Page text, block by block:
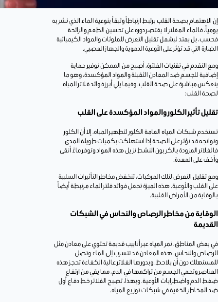
إن الاهتمام بصحة القلب يرتبط ارتباطاً وثيقاً بنوعية الماء الذي نشربه
يومياً، فالماء المفلتر لا يقتصر دوره على تحسين الطعم والرائحة
فحسب، بل يمتد ليشمل تقليل التعرض للملوثات والمواد الكيميائية
الضارة التي قد تؤثر على الأوعية الدموية والجهاز العصبي.
ومع التقدم في تقنيات الفلترة، أصبح من الممكن توفير حماية
إضافية للجسم ضد المعادن الثقيلة والمواد المؤكسدة، وهو ما
ينعكس مباشرة على صحة القلب. وفيما يلي أبرز فوائد فلاتر المياه
لصحة القلب:
تقليل تأثير الكلور والمواد المؤكسدة على القلب
تستخدم شبكات المياه العامة الكلور لتطهير المياه، إلا أن الكلور
ونواتجه قد تؤثر على الصحة إذا استهلكت بكميات طويلة المدى.
فالفلاتر المزودة بالكربون النشط تزيل هذه المواد وتوفر ماءً أنقى
وأخف على المعدة.
ومع تقليل التعرض لتلك المركبات، تنخفض مخاطر التأثيرات السلبية
على القلب والأوعية. هذه الميزة تجعل فوائد فلتر الماء مرتبطة أيضاً
بالوقاية من الأمراض القلبية.
الوقاية من مخاطر الرصاص والنحاس في الشبكات
القديمة
في بعض المناطق، تمر المياه عبر أنابيب قديمة تحتوي على معادن مثل
الرصاص والنحاس. هذه المعادن قد تتسرب إلى الماء وتصل
للمستهلك دون أن يلاحظ. وبدورها الفلاتر عالية الكفاءة تحجز هذه
العناصر وتحمي الجسم من تراكمها في الدم، مما يقي من ارتفاع
ضغط الدم واضطرابات الأوعية. وبهذا، تصبح الفلاتر خط دفاع أول
ضد المخاطر الخفية في شبكات توزيع المياه.